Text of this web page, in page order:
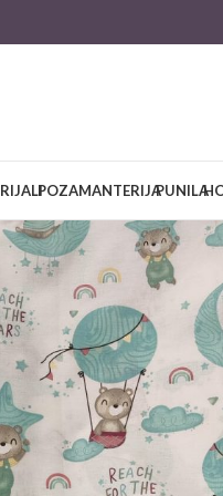
POZAMANTERIJAPUNILA